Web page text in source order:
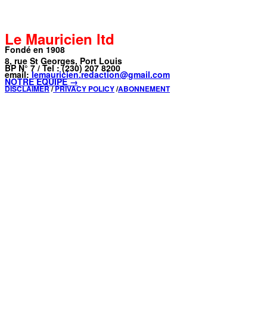
Le Mauricien ltd
Fondé en 1908
8, rue St Georges, Port Louis
BP N° 7 / Tel : (230) 207 8200
email: lemauricien.redaction@gmail.com
NOTRE ÉQUIPE →
DISCLAIMER/PRIVACY POLICY/ABONNEMENT